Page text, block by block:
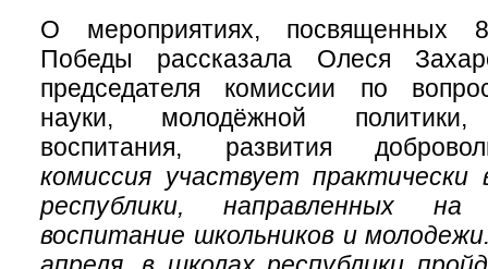
О мероприятиях, посвященных
Победы рассказала Олеся
председателя комиссии по
науки, молодёжной политики,
воспитания, развития
комиссия участвует практически
республики, направленных на
воспитание школьников и